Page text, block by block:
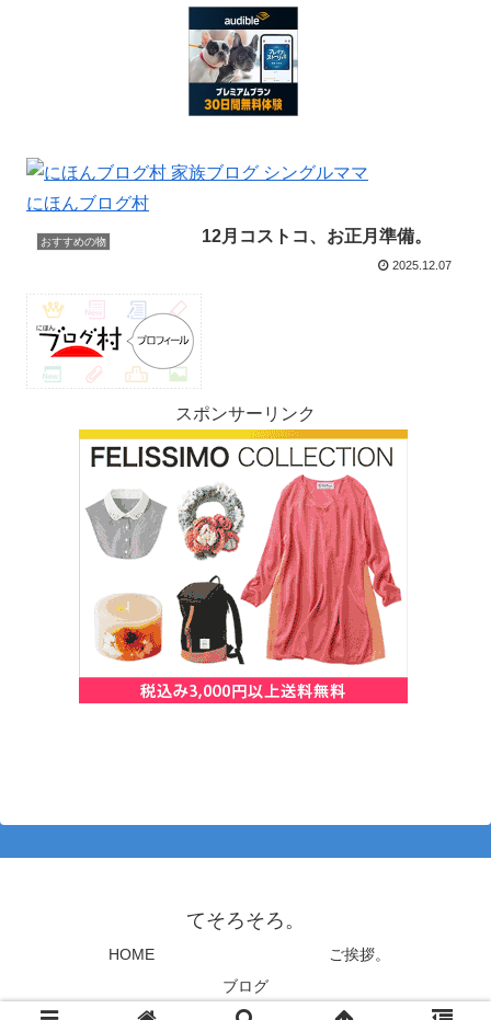
にほんブログ村
おすすめの物 12月コストコ、お正月準備。
2025.12.07
スポンサーリンク
てそろそろ。
HOME
ご挨拶。
ブログ